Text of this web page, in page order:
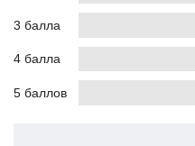
3 балла
4 балла
5 баллов